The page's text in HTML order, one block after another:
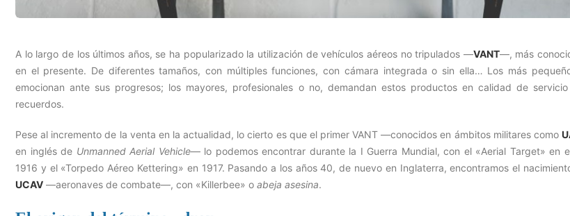
A lo largo de los últimos años, se ha popularizado la utilización de vehículos aéreos no tripulados —VANT—, más
en el presente. De diferentes tamaños, con múltiples funciones, con cámara integrada o sin ella… Los más
emocionan ante sus progresos; los mayores, profesionales o no, demandan estos productos en calidad de
recuerdos.
Pese al incremento de la venta en la actualidad, lo cierto es que el primer VANT —conocidos en ámbitos militares como
en inglés de Unmanned Aerial Vehicle— lo podemos encontrar durante la I Guerra Mundial, con el «Aerial Target» en
1916 y el «Torpedo Aéreo Kettering» en 1917. Pasando a los años 40, de nuevo en Inglaterra, encontramos el
UCAV —aeronaves de combate—, con «Killerbee» o abeja asesina.